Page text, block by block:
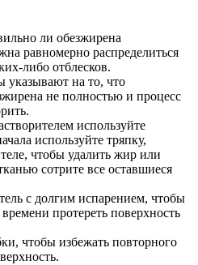
ли обезжирена
равномерно распределиться
либо отблесков.
указывают на то, что
не полностью и процесс
используйте
используйте тряпку,
чтобы удалить жир или
сотрите все оставшиеся
с долгим испарением, чтобы
протереть поверхность
чтобы избежать повторного